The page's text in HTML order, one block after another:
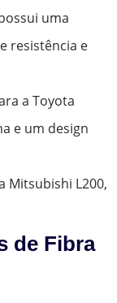
uma
resistência e
a Toyota
e um design
Mitsubishi L200,
de Fibra